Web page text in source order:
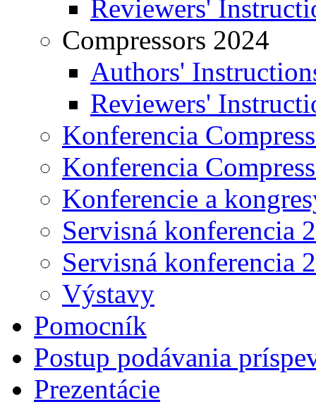
Reviewers'
Compressors 2024
Authors'
Reviewers'
Konferencia
Konferencia
Konferencie a
Servisná konferencia
Servisná konferencia
Výstavy
Pomocník
Postup podávania
Prezentácie